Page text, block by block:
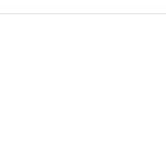
Menu